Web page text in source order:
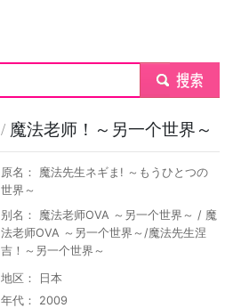
submit
/ 魔法老师！～另一个世界～
原名： 魔法先生ネギま! ～もうひとつの
世界～
别名： 魔法老师OVA ～另一个世界～ / 魔
法老师OVA ～另一个世界～/魔法先生涅
吉！～另一个世界～
地区： 日本
年代： 2009